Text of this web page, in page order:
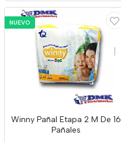
NUEVO
Winny Pañal Etapa 2 M De 16
Pañales